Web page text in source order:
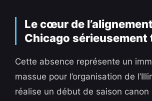
Le cœur de
Chicago sérieusement
Cette absence représente un
massue pour l’organisation de
réalise un début de saison canon